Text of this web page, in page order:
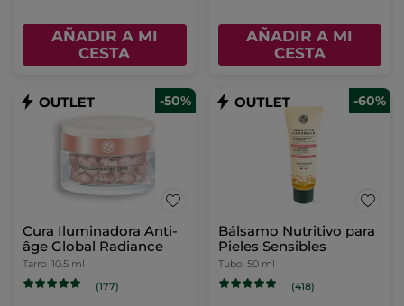
AÑADIR A MI
CESTA
AÑADIR A MI
CESTA
-50%
Cura Iluminadora Anti-
âge Global Radiance
Tarro 10.5 ml
(177)
-60%
Bálsamo Nutritivo para
Pieles Sensibles
Tubo 50 ml
(418)